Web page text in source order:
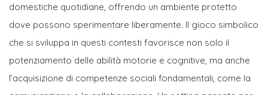
domestiche quotidiane, offrendo un ambiente protetto
dove possono sperimentare liberamente. Il gioco simbolico
che si sviluppa in questi contesti favorisce non solo il
potenziamento delle abilità motorie e cognitive, ma anche
l’acquisizione di competenze sociali fondamentali, come la